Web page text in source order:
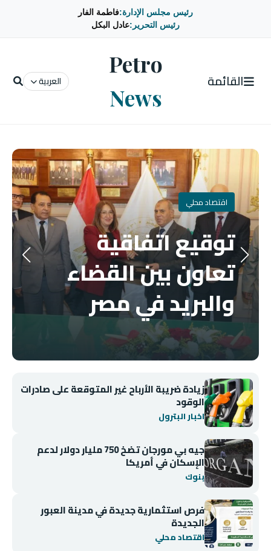
رئيس مجلس الإدارة:فاطمة الفار
رئيس التحرير:عادل البكل
القائمة
Petro
News
العربية
اقتصاد محلي
توقيع اتفاقية
تعاون بين القضاء
والبريد في مصر
زيادة ضريبة الأرباح غير المتوقعة على صادرات
الوقود
اخبار البترول
جيه بي مورجان تضخ 750 مليار دولار لدعم
الإسكان في أمريكا
بنوك
فرص استثمارية جديدة في مدينة العبور
الجديدة
اقتصاد محلي